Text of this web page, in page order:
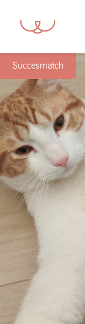
Succesmatch